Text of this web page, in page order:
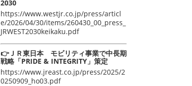
2030
https://www.westjr.co.jp/press/articl
e/2026/04/30/items/260430_00_press_
JRWEST2030keikaku.pdf
👉ＪＲ東日本 モビリティ事業で中長期
戦略「PRIDE & INTEGRITY」策定
https://www.jreast.co.jp/press/2025/2
0250909_ho03.pdf